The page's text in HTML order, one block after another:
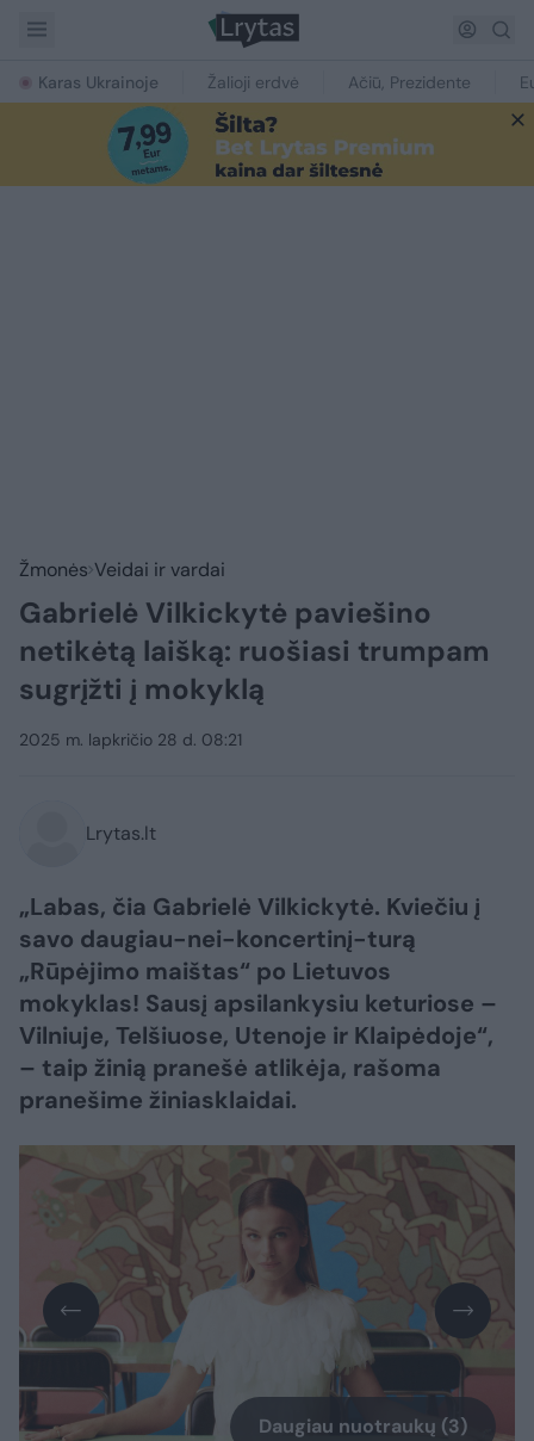
Karas Ukrainoje Žalioji erdvė Ačiū, Prezidente
Žmonės Veidai ir vardai
Gabrielė Vilkickytė paviešino
netikėtą laišką: ruošiasi trumpam
sugrįžti į mokyklą
2025 m. lapkričio 28 d. 08:21
Lrytas.lt
„Labas, čia Gabrielė Vilkickytė. Kviečiu į
savo daugiau-nei-koncertinį-turą
„Rūpėjimo maištas“ po Lietuvos
mokyklas! Sausį apsilankysiu keturiose –
Vilniuje, Telšiuose, Utenoje ir Klaipėdoje“,
– taip žinią pranešė atlikėja, rašoma
pranešime žiniasklaidai.
Daugiau nuotraukų (3)